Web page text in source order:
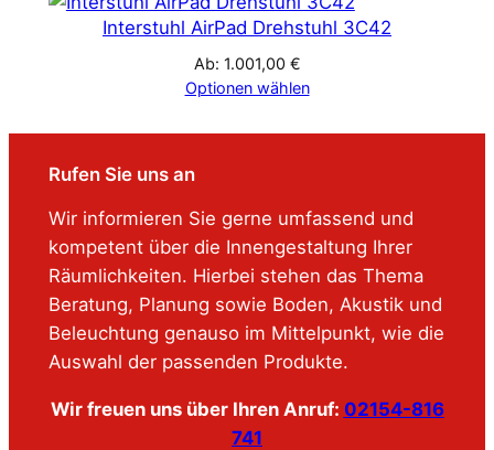
Interstuhl AirPad Drehstuhl 3C42
Ab: 1.001,00 €
Optionen wählen
Rufen Sie uns an
Wir informieren Sie gerne umfassend und
kompetent über die Innengestaltung Ihrer
Räumlichkeiten. Hierbei stehen das Thema
Beratung, Planung sowie Boden, Akustik und
Beleuchtung genauso im Mittelpunkt, wie die
Auswahl der passenden Produkte.
Wir freuen uns über Ihren Anruf: 02154-816
741